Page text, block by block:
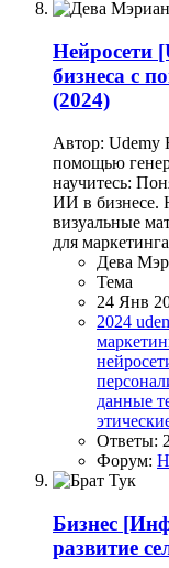
Нейросети
бизнеса с
(2024)
Автор: Udemy
помощью
научитесь:
ИИ в бизнесе.
визуальные
для
Дева
Тема
24 Янв
2024
данные
Ответы: 2
Форум:
Бизнес
развитие